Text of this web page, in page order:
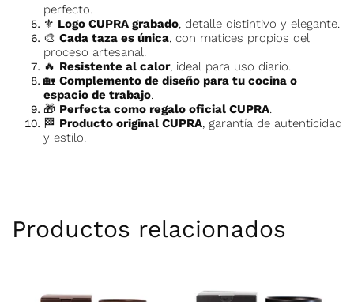
perfecto.
⚜️ Logo CUPRA grabado, detalle distintivo y elegante.
🎨 Cada taza es única, con matices propios del
proceso artesanal.
🔥 Resistente al calor, ideal para uso diario.
🏡 Complemento de diseño para tu cocina o
espacio de trabajo.
🎁 Perfecta como regalo oficial CUPRA.
🏁 Producto original CUPRA, garantía de autenticidad
y estilo.
Productos relacionados